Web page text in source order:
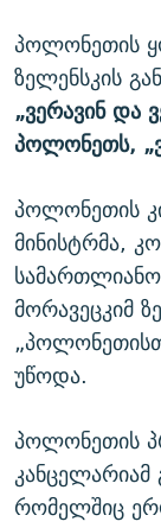
პოლონეთის
ზელენსკის
„ვერავინ და
პოლონეთს,
პოლონეთის
მინისტრმა,
მორავეცკიმ
უწოდა.
პოლონეთის
კანცელარიამ
რომელშიც